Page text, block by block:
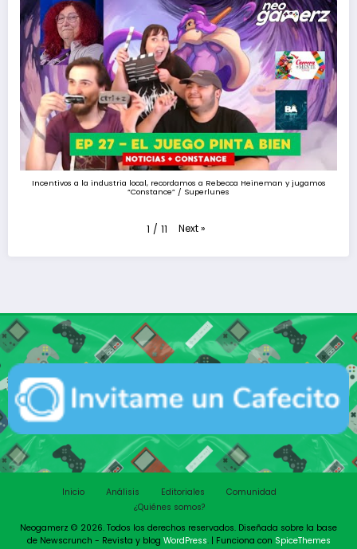
Incentivos a la industria local, recordamos a Rebecca Heineman y jugamos
“Constance” / Superlunes
1 / 11 Next»
Inicio Análisis Editoriales
Comunidad
¿Quiénes somos?
Neogamerz © 2026. Todos los derechos reservados. Diseñada sobre la base
de Newscrunch - Revista y blog WordPress. | Funciona con SpiceThemes